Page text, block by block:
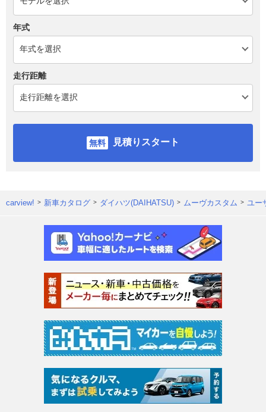
年式
走行距離
見積りスタート
carview! 新車カタログ ダイハツ(DAIHATSU) ムーヴカスタム ユー